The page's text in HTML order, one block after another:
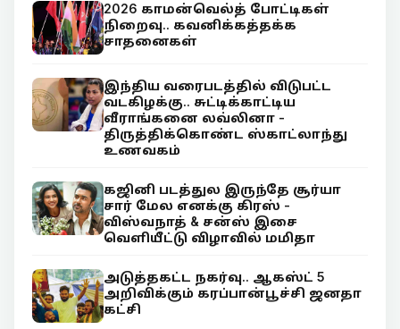
2026 காமன்வெல்த் போட்டிகள்
நிறைவு.. கவனிக்கத்தக்க
சாதனைகள்
இந்திய வரைபடத்தில் விடுபட்ட
வடகிழக்கு.. சுட்டிக்காட்டிய
வீராங்கனை லவ்லினா -
திருத்திக்கொண்ட ஸ்காட்லாந்து
உணவகம்
கஜினி படத்துல இருந்தே சூர்யா
சார் மேல எனக்கு கிரஸ் -
விஸ்வநாத் & சன்ஸ் இசை
வெளியீட்டு விழாவில் மமிதா
அடுத்தகட்ட நகர்வு.. ஆகஸ்ட் 5
அறிவிக்கும் கரப்பான்பூச்சி ஜனதா
கட்சி